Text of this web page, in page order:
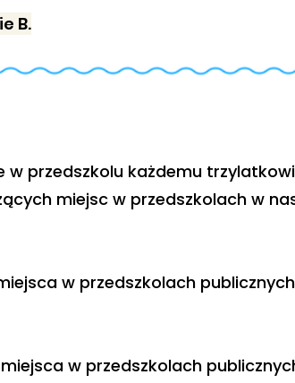
B.
przedszkolu każdemu
miejsc w przedszkolach w
w przedszkolach
w przedszkolach